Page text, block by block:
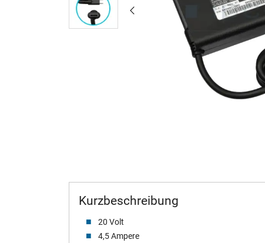
Kurzbeschreibung
20 Volt
4,5 Ampere